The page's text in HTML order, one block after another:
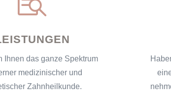
Ihnen das ganze Spektrum
medizinischer und
Zahnheilkunde.